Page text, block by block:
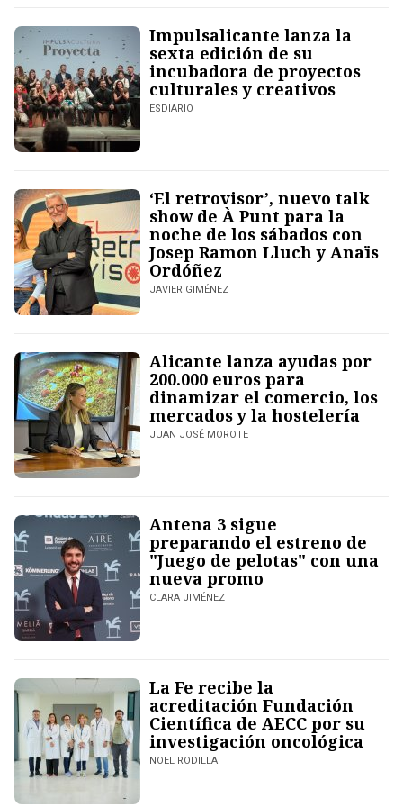
Impulsalicante lanza la
sexta edición de su
incubadora de proyectos
culturales y creativos
ESDIARIO
‘El retrovisor’, nuevo talk
show de À Punt para la
noche de los sábados con
Josep Ramon Lluch y Anaïs
Ordóñez
JAVIER GIMÉNEZ
Alicante lanza ayudas por
200.000 euros para
dinamizar el comercio, los
mercados y la hostelería
JUAN JOSÉ MOROTE
Antena 3 sigue
preparando el estreno de
"Juego de pelotas" con una
nueva promo
CLARA JIMÉNEZ
La Fe recibe la
acreditación Fundación
Científica de AECC por su
investigación oncológica
NOEL RODILLA